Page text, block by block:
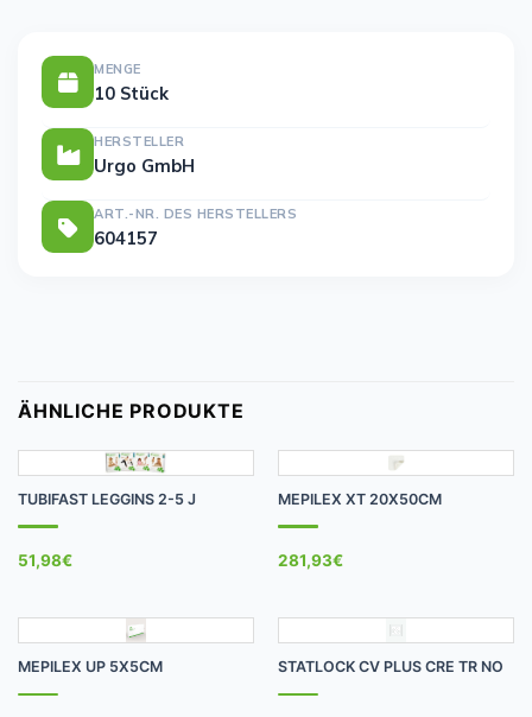
MENGE
10 Stück
HERSTELLER
Urgo GmbH
ART.-NR. DES HERSTELLERS
604157
ÄHNLICHE PRODUKTE
TUBIFAST LEGGINS 2-5 J
51,98€
MEPILEX XT 20X50CM
281,93€
MEPILEX UP 5X5CM STATLOCK CV PLUS CRE TR NO